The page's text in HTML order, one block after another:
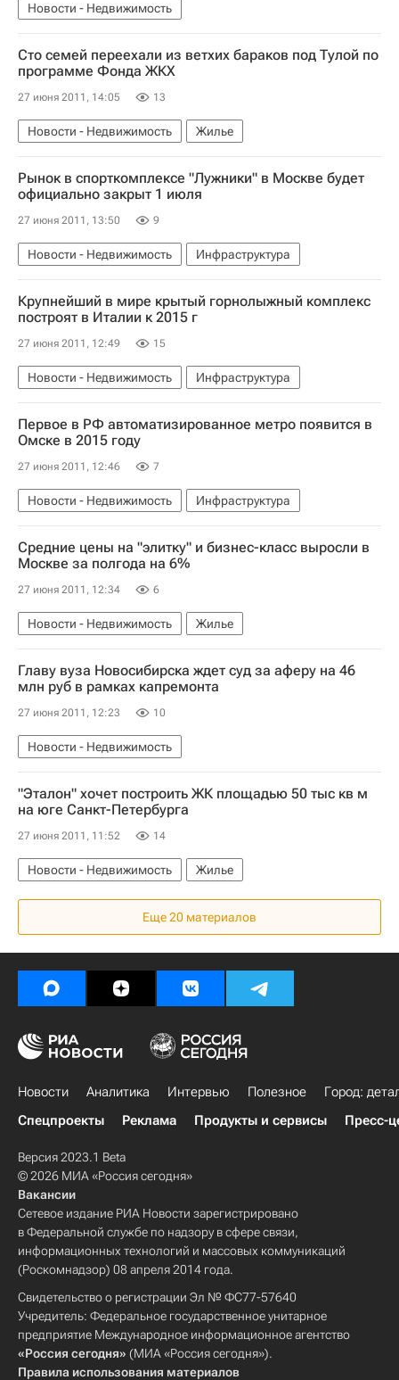
Новости - Недвижимость
Сто семей переехали из ветхих бараков под Тулой по
программе Фонда ЖКХ
27 июня 2011, 14:05 13
Новости - Недвижимость Жилье
Рынок в спорткомплексе "Лужники" в Москве будет
официально закрыт 1 июля
27 июня 2011, 13:50 9
Новости - Недвижимость Инфраструктура
Крупнейший в мире крытый горнолыжный комплекс
построят в Италии к 2015 г
27 июня 2011, 12:49 15
Новости - Недвижимость Инфраструктура
Первое в РФ автоматизированное метро появится в
Омске в 2015 году
27 июня 2011, 12:46 7
Новости - Недвижимость Инфраструктура
Средние цены на "элитку" и бизнес-класс выросли в
Москве за полгода на 6%
27 июня 2011, 12:34 6
Новости - Недвижимость Жилье
Главу вуза Новосибирска ждет суд за аферу на 46
млн руб в рамках капремонта
27 июня 2011, 12:23 10
Новости - Недвижимость
"Эталон" хочет построить ЖК площадью 50 тыс кв м
на юге Санкт-Петербурга
27 июня 2011, 11:52 14
Новости - Недвижимость Жилье
Еще 20 материалов
Новости Аналитика Интервью Полезное
Город:
Спецпроекты
Реклама Продукты и сервисы Пресс-
Версия 2023.1 Beta
© 2026 МИА «Россия сегодня»
Вакансии
Сетевое издание РИА Новости зарегистрировано
в Федеральной службе по надзору в сфере связи,
информационных технологий и массовых коммуникаций
(Роскомнадзор) 08 апреля 2014 года.
Свидетельство о регистрации Эл № ФС77-57640
Учредитель: Федеральное государственное унитарное
предприятие Международное информационное агентство
«Россия сегодня» (МИА «Россия сегодня»).
Правила использования материалов